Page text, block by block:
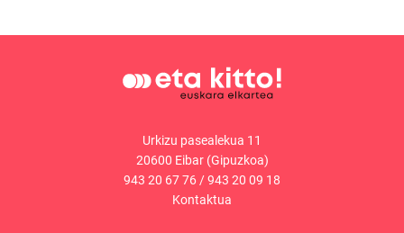
Urkizu pasealekua 11
20600 Eibar (Gipuzkoa)
943 20 67 76/943 20 09 18
Kontaktua